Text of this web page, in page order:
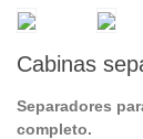
Cabinas
Separadores
completo.